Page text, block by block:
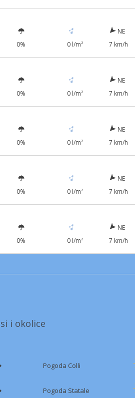
0% 0 l/m²
NE
7 km/h
0% 0 l/m²
NE
7 km/h
0% 0 l/m²
NE
7 km/h
0% 0 l/m²
NE
7 km/h
0% 0 l/m²
NE
7 km/h
i okolice
Pogoda Colli
Pogoda Statale